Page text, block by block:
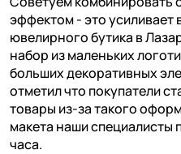
эффектом - это усиливает
ювелирного бутика в
набор из маленьких
больших декоративных
отметил что покупатели
товары из-за такого
макета наши специалисты
часа.